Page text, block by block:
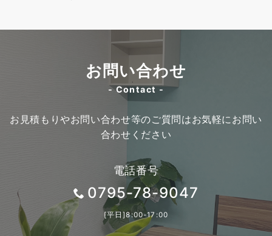
お問い合わせ
- Contact -
お見積もりやお問い合わせ等のご質問はお気軽にお問い
合わせください
電話番号
0795-78-9047
[平日]8:00-17:00